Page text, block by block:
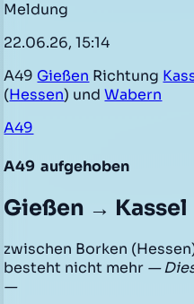
Meldung
22.06.26, 15:14
A49 Gießen Richtung
(Hessen) undWabern
A49
A49 aufgehoben
Gießen → Kassel
zwischen Borken
besteht nicht mehr —
—